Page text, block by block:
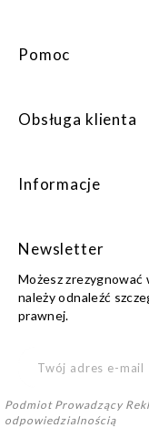
Pomoc
Obsługa klienta
Informacje
Newsletter
Możesz zrezygnować
należy odnaleźć
prawnej.
Podmiot Prowadzący
odpowiedzialnością